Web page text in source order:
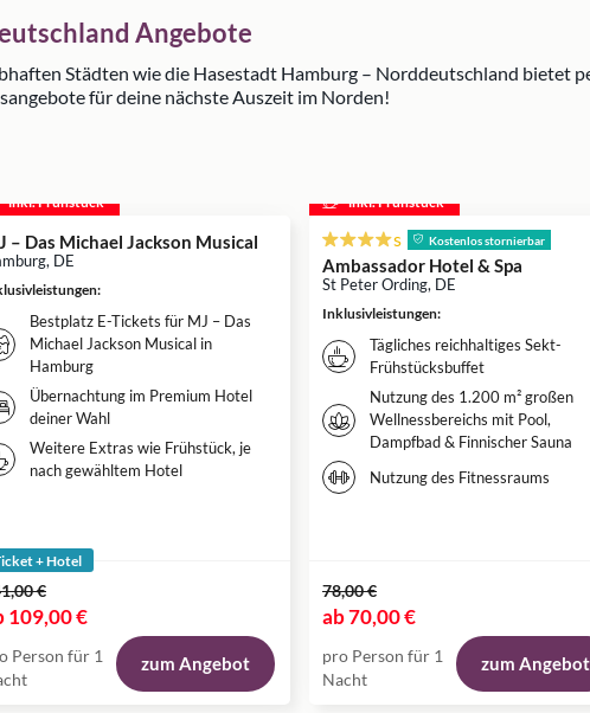
Angebote
Städten wie die Hasestadt Hamburg – Norddeutschland bietet
für deine nächste Auszeit im Norden!
inkl. Frühstück
– Das Michael Jackson Musical
DE
:
Bestplatz E-Tickets für MJ – Das
Michael Jackson Musical in
Hamburg
Übernachtung im Premium Hotel
deiner Wahl
Weitere Extras wie Frühstück, je
nach gewähltem Hotel
+ Hotel
€
109,00 €
Person für 1
zum Angebot
inkl. Frühstück
s Kostenlos stornierbar
Ambassador Hotel & Spa
St Peter Ording, DE
Inklusivleistungen:
Tägliches reichhaltiges Sekt-
Frühstücksbuffet
Nutzung des 1.200 m² großen
Wellnessbereichs mit Pool,
Dampfbad & Finnischer Sauna
Nutzung des Fitnessraums
78,00 €
ab70,00 €
pro Person für 1
Nacht
zum Angebot